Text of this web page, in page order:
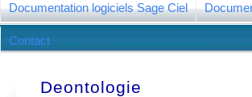
Documentation logiciels Sage Ciel
Contact
Deontologie